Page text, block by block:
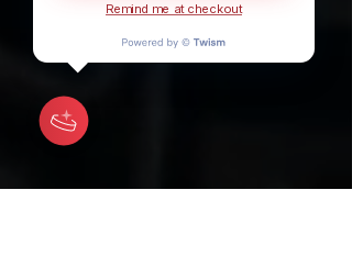
Remind me at checkout